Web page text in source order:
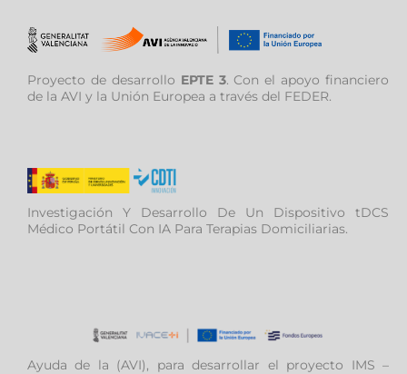
Proyecto de desarrollo EPTE 3. Con el apoyo financiero
de la AVI y la Unión Europea a través del FEDER.
Investigación Y Desarrollo De Un Dispositivo tDCS
Médico Portátil Con IA Para Terapias Domiciliarias.
Ayuda de la (AVI), para desarrollar el proyecto IMS –